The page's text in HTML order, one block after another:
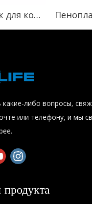
Станок для контурной резки пенопласта с ЧПУ
какие-либо вопросы,
или телефону, и мы
продукта